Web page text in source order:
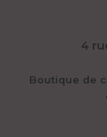
4
Boutique de